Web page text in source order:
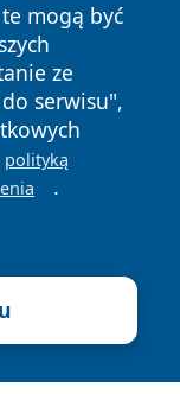
mogą być
ze
serwisu",
polityką
.
zastrzeżone.
Polityka
Cookies